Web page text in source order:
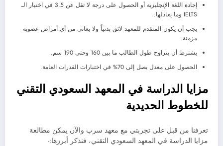
إجادة اللغة الإنجليزية أو الحصول على درجة لا تقل عن 3.5 في اختبار الـ
IELTS وما يعادلها.
يجب أن يكون المتقدم للمعهد لائق بدنياً ولا يعاني من أي أمراض عضوية
مزمنة.
يشترط أن يتراوح طول الطالب ما بين 160 وحتى 190 سم.
الحصول على معدل يصل إلى 70% في اختبارات القدرات العامة.
مزايا الدراسة في المعهد السعودي التقني
للخطوط الحديدية
تعرفنا من قبل على تجربتي مع معهد سرب والآن يمكن مطالعة
مزايا الدراسة في المعهد السعودي التقني، فنذكر أبرزها:-